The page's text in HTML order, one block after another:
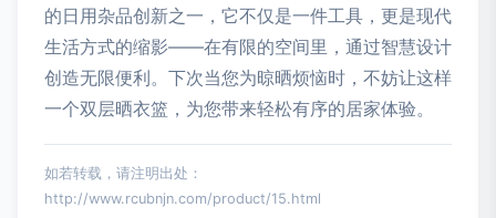
的日用杂品创新之一，它不仅是一件工具，更是现代
生活方式的缩影——在有限的空间里，通过智慧设计
创造无限便利。下次当您为晾晒烦恼时，不妨让这样
一个双层晒衣篮，为您带来轻松有序的居家体验。
如若转载，请注明出处：
http://www.rcubnjn.com/product/15.html